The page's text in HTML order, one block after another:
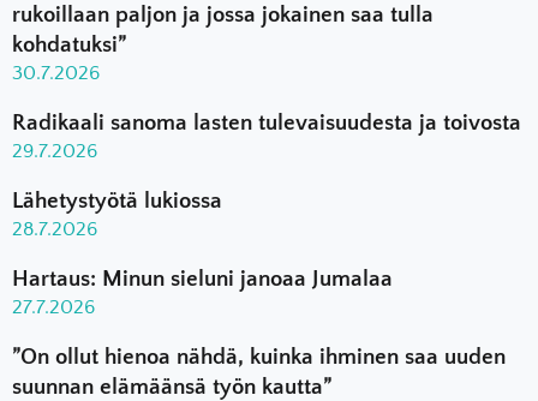
rukoillaan paljon ja jossa jokainen saa tulla
kohdatuksi”
30.7.2026
Radikaali sanoma lasten tulevaisuudesta ja toivosta
29.7.2026
Lähetystyötä lukiossa
28.7.2026
Hartaus: Minun sieluni janoaa Jumalaa
27.7.2026
”On ollut hienoa nähdä, kuinka ihminen saa uuden
suunnan elämäänsä työn kautta”